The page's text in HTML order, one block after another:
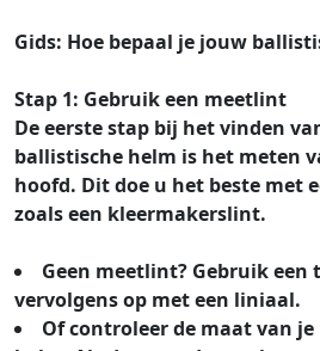
Gids: Hoe bepaal je jouw
Stap 1: Gebruik een meetlint
De eerste stap bij het vinden
ballistische helm is het meten
hoofd. Dit doe u het beste met
zoals een kleermakerslint.
Geen meetlint? Gebruik
vervolgens op met een liniaal.
Of controleer de maat van